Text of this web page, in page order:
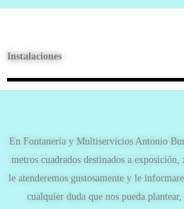
Instalaciones
En Fontanería y Multiservicios Antonio
metros cuadrados destinados a
le atenderemos gustosamente y le
cualquier duda que nos pueda